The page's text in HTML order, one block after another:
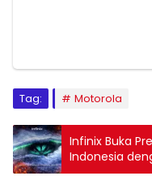
Tag: Motorola
Infinix Buka
Indonesia